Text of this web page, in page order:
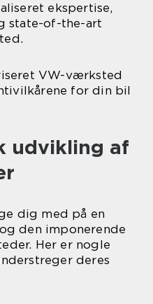
ekspertise,
state-of-the-art
VW-værksted
for din bil
udvikling af
dig med på en
den imponerende
Her er nogle
deres